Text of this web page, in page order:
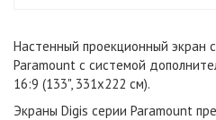
Настенный проекционный экран
Paramount с системой
16:9 (133", 331x222 см).
Экраны Digis серии Paramount